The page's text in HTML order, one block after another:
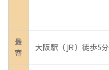
最
寄
大阪駅（JR）徒歩5分